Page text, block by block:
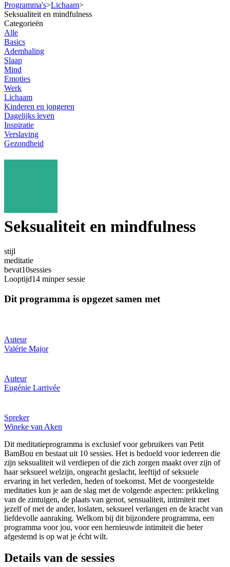
Programma's>Lichaam>
Seksualiteit en mindfulness
Categorieën
Alle
Basics
Ademhaling
Slaap
Mind
Emoties
Werk
Lichaam
Kinderen en jongeren
Dagelijks leven
Inspiratie
Verslaving
Gezondheid
Seksualiteit en mindfulness
stijl
meditatie
bevat10sessies
Looptijd14 minper sessie
Dit programma is opgezet samen met
Auteur
Valérie Major
Auteur
Eugénie Larrivée
Spreker
Wineke van Aken
Dit meditatieprogramma is exclusief voor gebruikers van Petit
BamBou en bestaat uit 10 sessies. Het is bedoeld voor iedereen die
zijn seksualiteit wil verdiepen of die zich zorgen maakt over zijn of
haar seksueel welzijn, ongeacht geslacht, leeftijd of seksuele
ervaring in het verleden, heden of toekomst. Met de voorgestelde
meditaties kun je aan de slag met de volgende aspecten: prikkeling
van de zintuigen, de plaats van genot, sensualiteit, intimiteit met
jezelf of met de ander, loslaten, seksueel verlangen en de kracht van
liefdevolle aanraking. Welkom bij dit bijzondere programma, een
programma voor jou, voor een hernieuwde intimiteit die beter
afgestemd is op wat je écht wilt.
Details van de sessies